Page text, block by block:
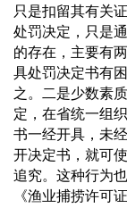
只是扣留其有关
处罚决定，只是
的存在，主要有
具处罚决定书有
之。二是少数素
定，在省统一组
书一经开具，未
开决定书，就可
追究。这种行为
《渔业捕捞许可